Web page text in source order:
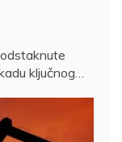
ključnog…